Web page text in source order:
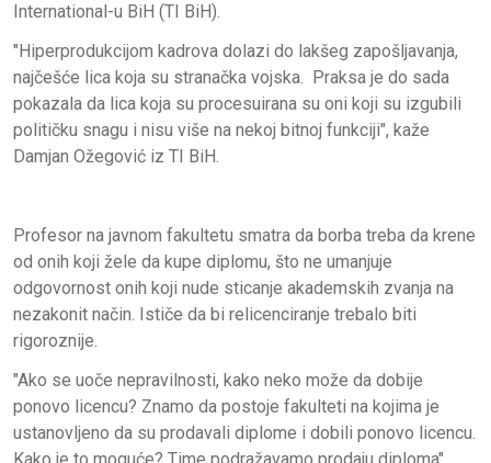
International-u BiH (TI BiH).
"Hiperprodukcijom kadrova dolazi do lakšeg zapošljavanja,
najčešće lica koja su stranačka vojska. Praksa je do sada
pokazala da lica koja su procesuirana su oni koji su izgubili
političku snagu i nisu više na nekoj bitnoj funkciji", kaže
Damjan Ožegović iz TI BiH.
Profesor na javnom fakultetu smatra da borba treba da krene
od onih koji žele da kupe diplomu, što ne umanjuje
odgovornost onih koji nude sticanje akademskih zvanja na
nezakonit način. Ističe da bi relicenciranje trebalo biti
rigoroznije.
"Ako se uoče nepravilnosti, kako neko može da dobije
ponovo licencu? Znamo da postoje fakulteti na kojima je
ustanovljeno da su prodavali diplome i dobili ponovo licencu.